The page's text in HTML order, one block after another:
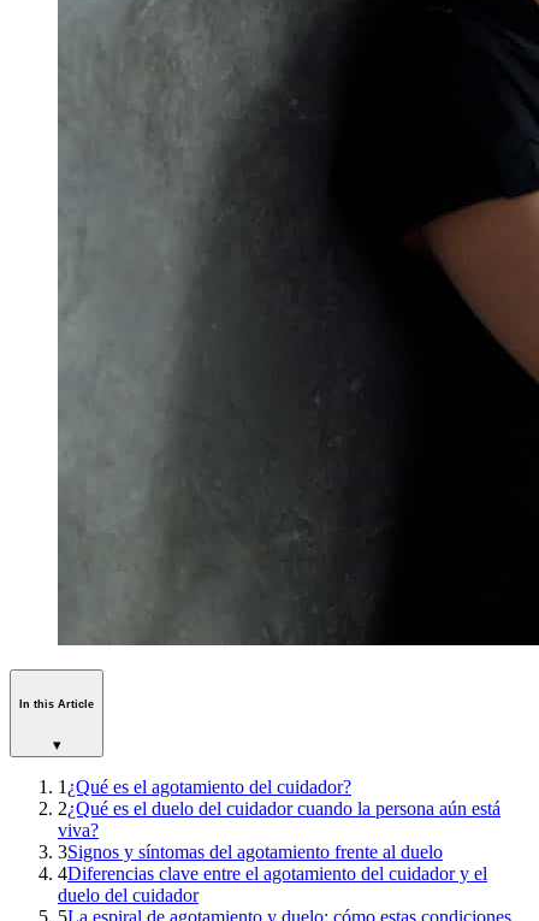
In this Article
▾
1 ¿Qué es el agotamiento del cuidador?
2¿Qué es el duelo del cuidador cuando la persona aún está
viva?
3Signos y síntomas del agotamiento frente al duelo
4Diferencias clave entre el agotamiento del cuidador y el
duelo del cuidador
5La espiral de agotamiento y duelo: cómo estas condiciones